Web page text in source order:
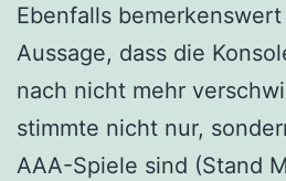
Ebenfalls
Aussage, dass die
nach nicht mehr
stimmte nicht nur,
AAA-Spiele sind (Stand